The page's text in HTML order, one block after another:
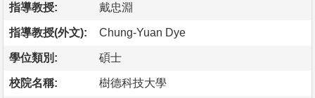
指導教授: 戴忠淵
指導教授(外文): Chung-Yuan Dye
學位類別: 碩士
校院名稱: 樹德科技大學